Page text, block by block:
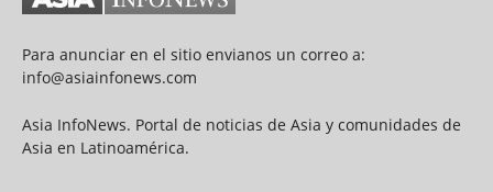
Para anunciar en el sitio envianos un correo a:
info@asiainfonews.com
Asia InfoNews. Portal de noticias de Asia y comunidades de
Asia en Latinoamérica.